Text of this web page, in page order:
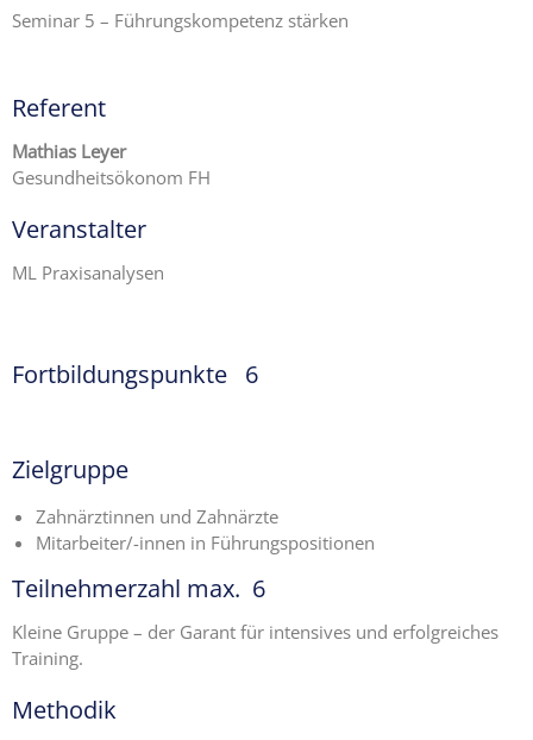
Seminar 5 – Führungskompetenz stärken
Referent
Mathias Leyer
Gesundheitsökonom FH
Veranstalter
ML Praxisanalysen
Fortbildungspunkte 6
Zielgruppe
Zahnärztinnen und Zahnärzte
Mitarbeiter/-innen in Führungspositionen
Teilnehmerzahl max. 6
Kleine Gruppe – der Garant für intensives und erfolgreiches
Training.
Methodik